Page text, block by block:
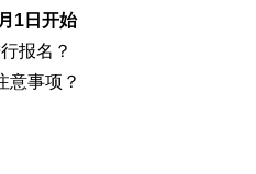
1日开始
报名？
意事项？